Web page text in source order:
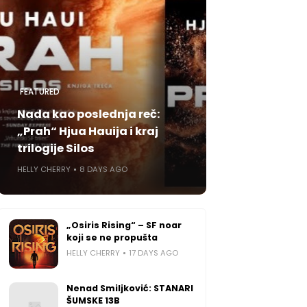
FEATURED
Nada kao poslednja reč:
„Prah“ Hjua Hauija i kraj
trilogije Silos
HELLY CHERRY 8 DAYS AGO
„Osiris Rising“ – SF noar
koji se ne propušta
HELLY CHERRY 17 DAYS AGO
Nenad Smiljković: STANARI
ŠUMSKE 13B